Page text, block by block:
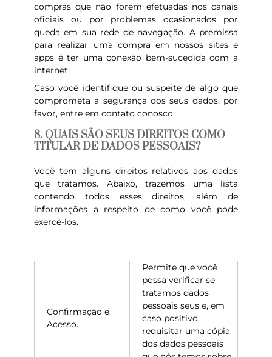
compras que não forem efetuadas nos canais
oficiais ou por problemas ocasionados por
queda em sua rede de navegação. A premissa
para realizar uma compra em nossos sites e
apps é ter uma conexão bem-sucedida com a
internet.
Caso você identifique ou suspeite de algo que
comprometa a segurança dos seus dados, por
favor, entre em contato conosco.
8. QUAIS SÃO SEUS DIREITOS COMO
TITULAR DE DADOS PESSOAIS?
Você tem alguns direitos relativos aos dados
que tratamos. Abaixo, trazemos uma lista
contendo todos esses direitos, além de
informações a respeito de como você pode
exercê-los.
Confirmação e
Acesso.
Permite que você
possa verificar se
tratamos dados
pessoais seus e, em
caso positivo,
requisitar uma cópia
dos dados pessoais